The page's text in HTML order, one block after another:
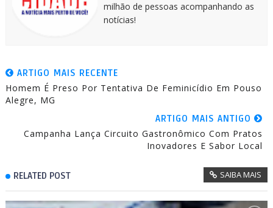
milhão de pessoas acompanhando as
notícias!
ARTIGO MAIS RECENTE
Homem É Preso Por Tentativa De Feminicídio Em Pouso
Alegre, MG
ARTIGO MAIS ANTIGO
Campanha Lança Circuito Gastronômico Com Pratos
Inovadores E Sabor Local
RELATED POST SAIBA MAIS